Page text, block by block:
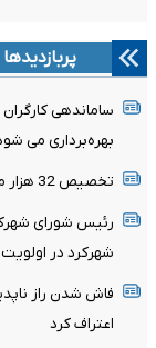
پربازدیدها
ساماندهی
بهره‌برداری می
تخصیص 32 هزار میلیارد ریال برای توسعه زیرساخت‌های آبی استان
رئیس شورای
شهرکرد در
فاش شدن راز
اعتراف کرد